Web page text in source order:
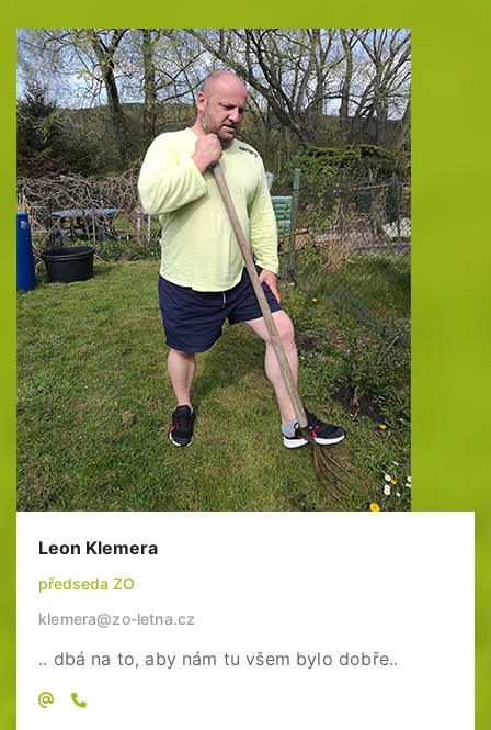
Leon Klemera
předseda ZO
klemera@zo-letna.cz
.. dbá na to, aby nám tu všem bylo dobře..